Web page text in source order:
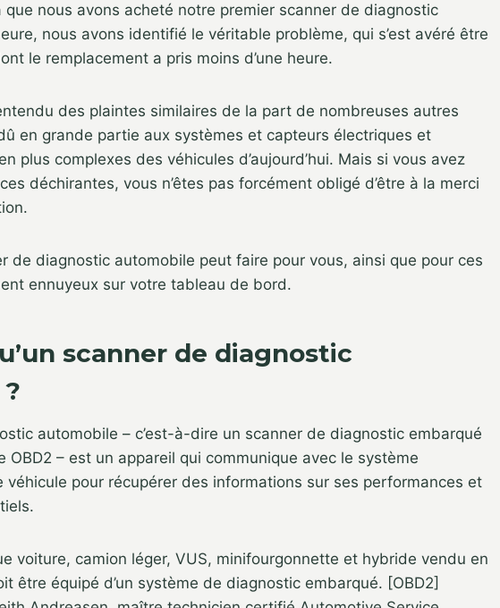
que nous avons acheté notre premier scanner de diagnostic
nous avons identifié le véritable problème, qui s’est avéré être
le remplacement a pris moins d’une heure.
des plaintes similaires de la part de nombreuses autres
en grande partie aux systèmes et capteurs électriques et
plus complexes des véhicules d’aujourd’hui. Mais si vous avez
déchirantes, vous n’êtes pas forcément obligé d’être à la merci
de diagnostic automobile peut faire pour vous, ainsi que pour ces
ennuyeux sur votre tableau de bord.
scanner de diagnostic
automobile – c’est-à-dire un scanner de diagnostic embarqué
OBD2 – est un appareil qui communique avec le système
véhicule pour récupérer des informations sur ses performances et
voiture, camion léger, VUS, minifourgonnette et hybride vendu en
être équipé d’un système de diagnostic embarqué. [OBD2]